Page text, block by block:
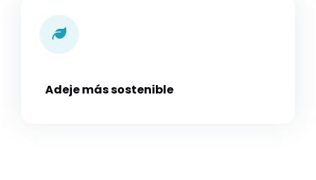
Adeje más sostenible